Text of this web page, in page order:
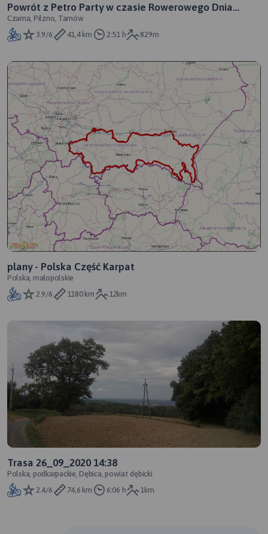
Powrót z Petro Party w czasie Rowerowego Dnia
Kobiet
Czarna, Pilzno, Tarnów
3.9/6
41,4 km 2:51 h 829m
plany - Polska Część Karpat
Polska, małopolskie
2.9/6
1180 km 12km
Trasa 26_09_2020 14:38
Polska, podkarpackie, Dębica, powiat dębicki
2.4/6
74,6 km 6:06 h 1km